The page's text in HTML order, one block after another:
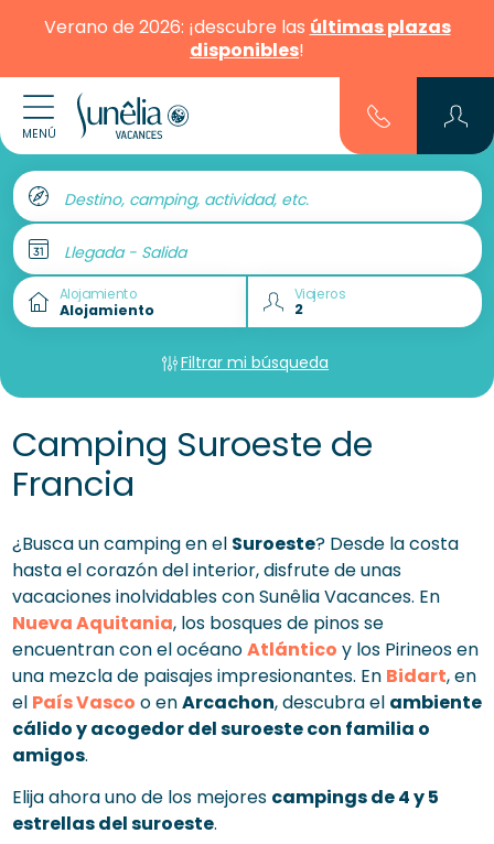
Verano de 2026: ¡descubre las últimas plazas
disponibles!
MENÚ
Destino, camping, actividad, etc.
Llegada - Salida
Alojamiento Viajeros
Filtrar mi búsqueda
Camping Suroeste de
Francia
¿Busca un camping en el Suroeste? Desde la costa
hasta el corazón del interior, disfrute de unas
vacaciones inolvidables con Sunêlia Vacances. En
Nueva Aquitania, los bosques de pinos se
encuentran con el océanoAtlántico y los Pirineos en
una mezcla de paisajes impresionantes. En Bidart, en
el País Vasco o enArcachon, descubra el ambiente
cálido y acogedor del suroeste con familia o
amigos.
Elija ahora uno de los mejores campings de 4 y 5
estrellas del suroeste.